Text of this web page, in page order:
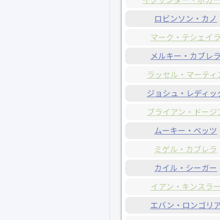
ロビンソン・カノ
マーク・テシェイ
メルキー・カブレ
ラッセル・マーティ
ジョシュ・レディッ
ブライアン・ドージ
ムーキー・ベッツ
ミゲル・カブレラ
カイル・シーガー
イアン・キンスラ
エバン・ロンゴリ